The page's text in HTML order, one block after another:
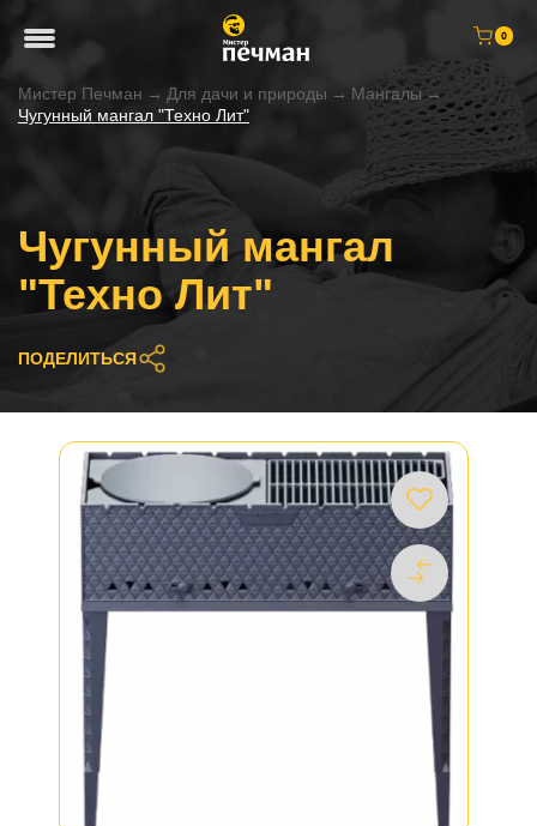
0
Мистер Печман → Для дачи и природы → Мангалы →
Чугунный мангал "Техно Лит"
Чугунный мангал
"Техно Лит"
ПОДЕЛИТЬСЯ